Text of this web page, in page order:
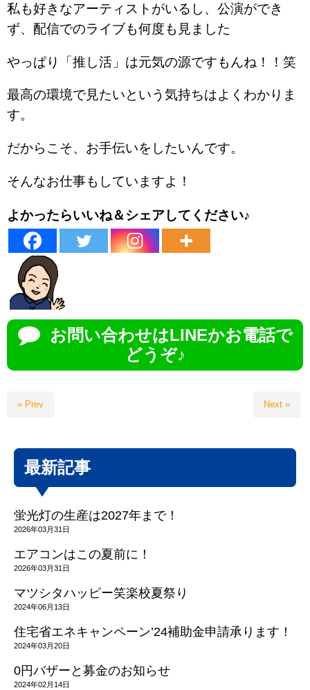
私も好きなアーティストがいるし、公演ができ
ず、配信でのライブも何度も見ました
やっぱり「推し活」は元気の源ですもんね！！笑
最高の環境で見たいという気持ちはよくわかりま
す。
だからこそ、お手伝いをしたいんです。
そんなお仕事もしていますよ！
よかったらいいね＆シェアしてください♪
お問い合わせはLINEかお電話で
どうぞ♪
« Prev Next »
最新記事
蛍光灯の生産は2027年まで！
2026年03月31日
エアコンはこの夏前に！
2026年03月31日
マツシタハッピー笑楽校夏祭り
2024年06月13日
住宅省エネキャンペーン’24補助金申請承ります！
2024年03月20日
0円バザーと募金のお知らせ
2024年02月14日